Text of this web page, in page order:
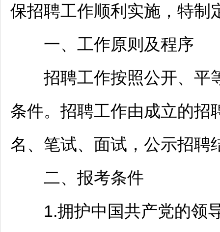
保招聘工作顺利实施，特制
一、工作原则及程序
招聘工作按照公开、平
条件。 招聘工作由成立的招
名、笔试、面试，公示招聘
二、报考条件
1.拥护中国共产党的领导